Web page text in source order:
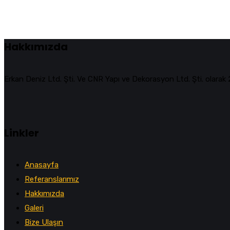
Hakkımızda
Erkan Deniz Ltd. Şti. Ve CNR Yapı ve Dekorasyon Ltd. Şti.
Linkler
Anasayfa
Referanslarımız
Hakkımızda
Galeri
Bize Ulaşın